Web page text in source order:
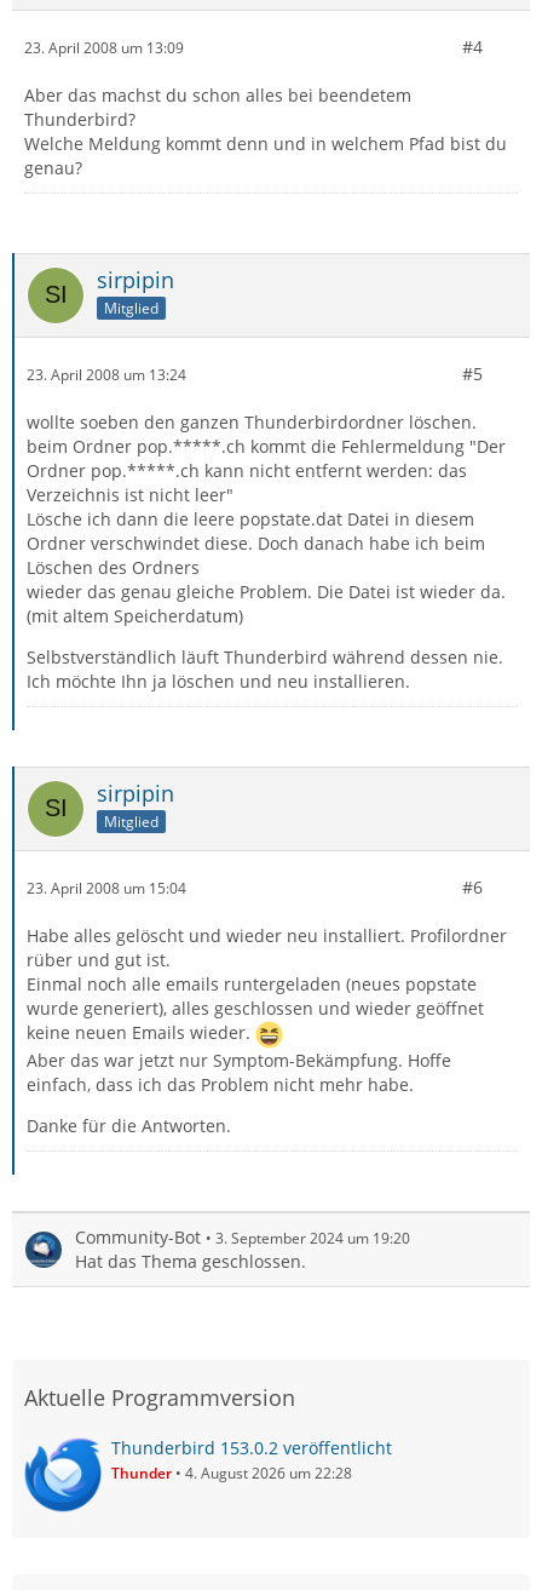
23. April 2008 um 13:09 #4
Aber das machst du schon alles bei beendetem
Thunderbird?
Welche Meldung kommt denn und in welchem Pfad bist du
genau?
sirpipin
Mitglied
23. April 2008 um 13:24 #5
wollte soeben den ganzen Thunderbirdordner löschen.
beim Ordner pop.*****.ch kommt die Fehlermeldung "Der
Ordner pop.*****.ch kann nicht entfernt werden: das
Verzeichnis ist nicht leer"
Lösche ich dann die leere popstate.dat Datei in diesem
Ordner verschwindet diese. Doch danach habe ich beim
Löschen des Ordners
wieder das genau gleiche Problem. Die Datei ist wieder da.
(mit altem Speicherdatum)
Selbstverständlich läuft Thunderbird während dessen nie.
Ich möchte Ihn ja löschen und neu installieren.
sirpipin
Mitglied
23. April 2008 um 15:04 #6
Habe alles gelöscht und wieder neu installiert. Profilordner
rüber und gut ist.
Einmal noch alle emails runtergeladen (neues popstate
wurde generiert), alles geschlossen und wieder geöffnet
keine neuen Emails wieder.
Aber das war jetzt nur Symptom-Bekämpfung. Hoffe
einfach, dass ich das Problem nicht mehr habe.
Danke für die Antworten.
Community-Bot 3. September 2024 um 19:20
Hat das Thema geschlossen.
Aktuelle Programmversion
Thunderbird 153.0.2 veröffentlicht
Thunder 4. August 2026 um 22:28